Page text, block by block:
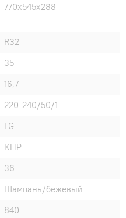
770x545x288
R32
35
16,7
220-240/50/1
LG
КНР
36
Шампань/бежевый
840